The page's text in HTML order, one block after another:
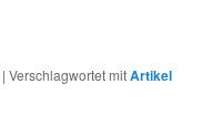
|Verschlagwortet mitArtikel